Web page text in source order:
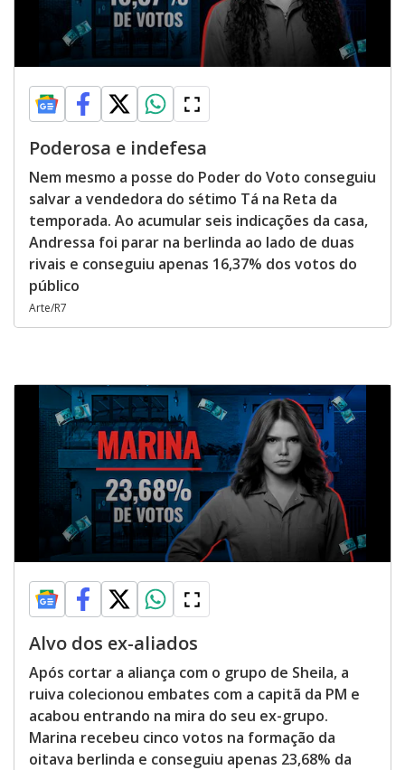
Poderosa e indefesa
Nem mesmo a posse do Poder do Voto conseguiu
salvar a vendedora do sétimo Tá na Reta da
temporada. Ao acumular seis indicações da casa,
Andressa foi parar na berlinda ao lado de duas
rivais e conseguiu apenas 16,37% dos votos do
público
Arte/R7
Alvo dos ex-aliados
Após cortar a aliança com o grupo de Sheila, a
ruiva colecionou embates com a capitã da PM e
acabou entrando na mira do seu ex-grupo.
Marina recebeu cinco votos na formação da
oitava berlinda e conseguiu apenas 23,68% da